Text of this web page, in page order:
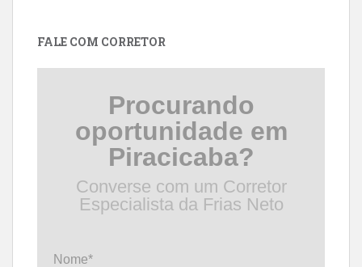
FALE COM CORRETOR
Procurando
oportunidade em
Piracicaba?
Converse com um Corretor
Especialista da Frias Neto
Nome*